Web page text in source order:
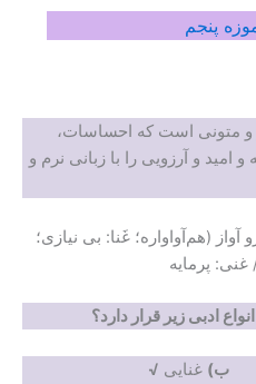
پنجم
و متونی است که احساسات،
و آرزویی را با زبانی نرم و
(هم‌آواواره؛ غَنا: بی نیازی؛
پرمایه
ادبی زیر قرار دارد؟
ب) غنایی √